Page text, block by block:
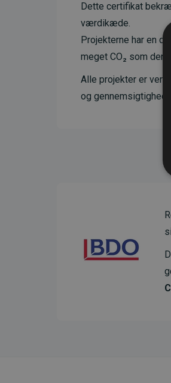
Dette certifikat
værdikæde.
Projekterne har en
meget CO₂ som den
Alle projekter er
og gennemsigtighed